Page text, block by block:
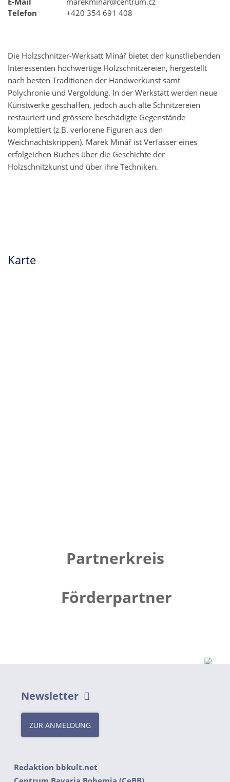
Die Holzschnitzer-Werksatt Minář bietet den kunstliebenden
Interessenten hochwertige Holzschnitzereien, hergestellt
nach besten Traditionen der Handwerkunst samt
Polychronie und Vergoldung. In der Werkstatt werden neue
Kunstwerke geschaffen, jedoch auch alte Schnitzereien
restauriert und grössere beschädigte Gegenstände
komplettiert (z.B. verlorene Figuren aus den
Weichnachtskrippen). Marek Minář ist Verfasser eines
erfolgeichen Buches über die Geschichte der
Holzschnitzkunst und über ihre Techniken.
Telefon
+420 354 691 408
Karte
Partnerkreis
Förderpartner
Newsletter
ZUR ANMELDUNG
Redaktion bbkult.net